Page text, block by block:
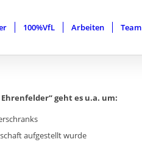
100%VfL Arbeiten Team
geht es u.a. um:
aufgestellt wurde